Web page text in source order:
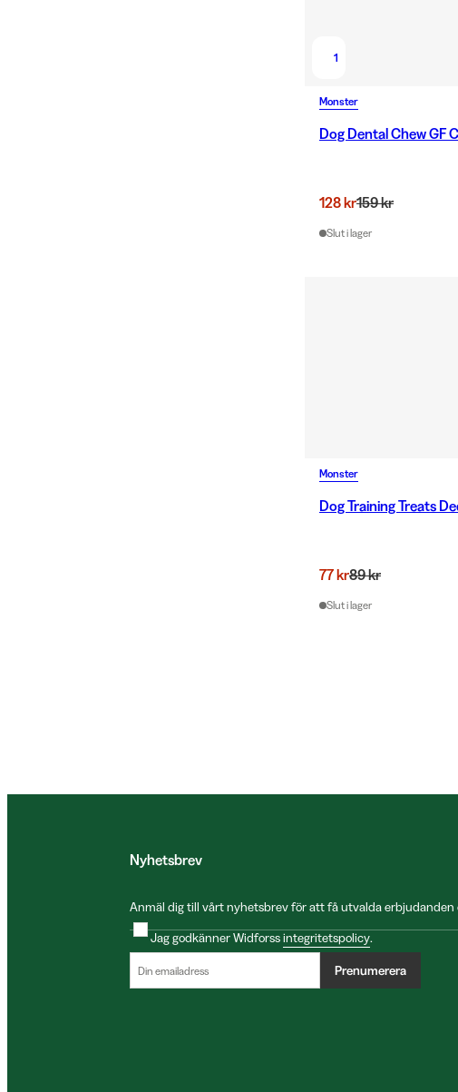
1
Monster
Dog Dental Chew GF
128 kr159 kr
Slut i lager
Monster
Dog Training Treats
77 kr89 kr
Slut i lager
Nyhetsbrev
Anmäl dig till vårt nyhetsbrev för att få utvalda erbjudanden
Jag godkänner Widforssintegritetspolicy.
Prenumerera